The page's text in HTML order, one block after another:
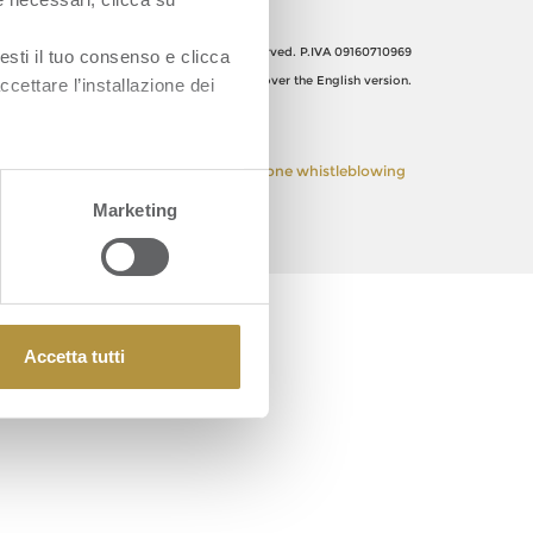
il tuo consenso e clicca
l’installazione dei
Marketing
Accetta tutti
Orsero SpA, Italy. All Rights reserved. P.IVA 09160710969
The Italian text shall prevail over the English version.
Policy Privacy Policy Segnalazione whistleblowing